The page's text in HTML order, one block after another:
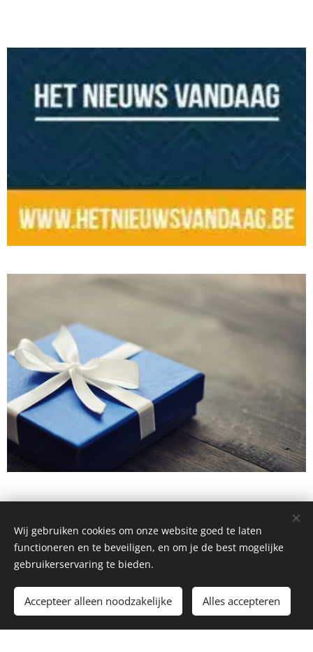
Private Stichting MUG-Heli -- ondernemingsnummer
Mogelijk gemaakt doorWebnode Cookies
Maak een gratis website. Begin
Wij gebruiken cookies om onze website goed te laten
functioneren en te beveiligen, en om je de best mogelijke
gebruikerservaring te bieden.
Accepteer alleen noodzakelijke Alles accepteren